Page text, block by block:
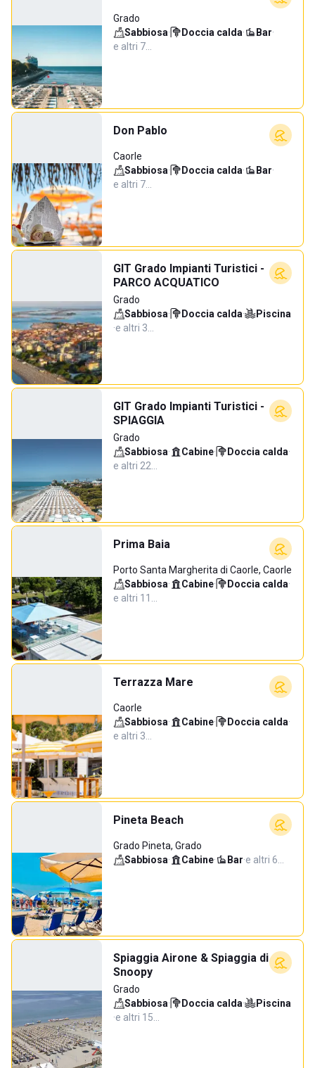
Grado
Sabbiosa· Doccia calda· Bar·
e altri 7…
Don Pablo
Caorle
Sabbiosa· Doccia calda· Bar·
e altri 7…
GIT Grado Impianti Turistici -
PARCO ACQUATICO
Grado
Sabbiosa· Doccia calda·
Piscina
·e altri 3…
GIT Grado Impianti Turistici -
SPIAGGIA
Grado
Sabbiosa· Cabine· Doccia calda·
e altri 22…
Prima Baia
Porto Santa Margherita di Caorle, Caorle
Sabbiosa· Cabine· Doccia calda·
e altri 11…
Terrazza Mare
Caorle
Sabbiosa· Cabine· Doccia calda·
e altri 3…
Pineta Beach
Grado Pineta, Grado
Sabbiosa· Cabine· Bar·e altri 6…
Spiaggia Airone & Spiaggia di
Snoopy
Grado
Sabbiosa· Doccia calda·
Piscina
·e altri 15…